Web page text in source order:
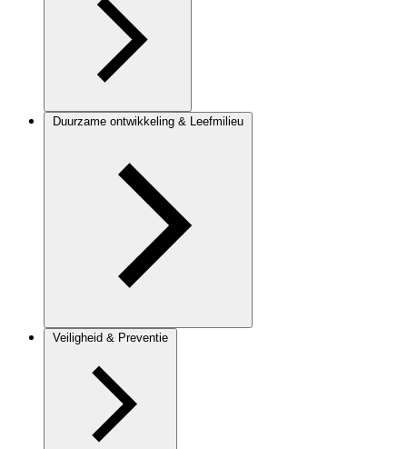
Duurzame ontwikkeling & Leefmilieu
Veiligheid & Preventie